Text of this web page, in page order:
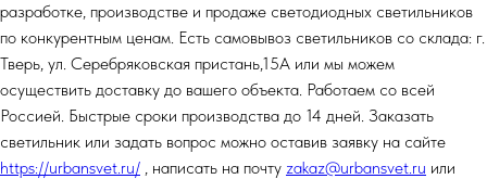
разработке, производстве и продаже светодиодных светильников
по конкурентным ценам. Есть самовывоз светильников со склада: г.
Тверь, ул. Серебряковская пристань,15А или мы можем
осуществить доставку до вашего объекта. Работаем со всей
Россией. Быстрые сроки производства до 14 дней. Заказать
светильник или задать вопрос можно оставив заявку на сайте
https://urbansvet.ru/ , написать на почту zakaz@urbansvet.ru или